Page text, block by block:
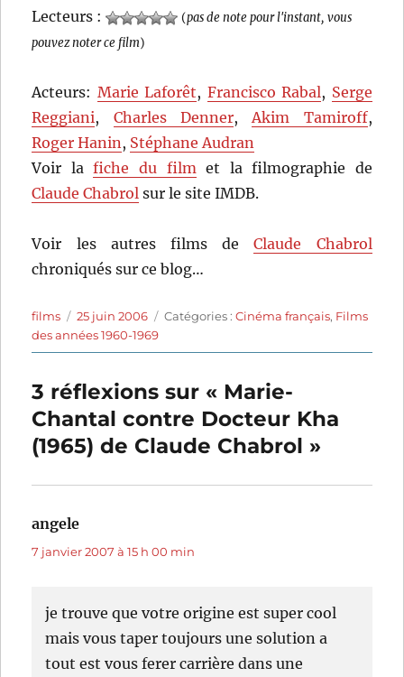
Lecteurs : (pas de note pour l'instant, vous
pouvez noter ce film)
Acteurs: Marie Laforêt, Francisco Rabal, Serge
Reggiani, Charles Denner,Akim Tamiroff,
Roger Hanin, Stéphane Audran
Voir lafiche du filmet la filmographie de
Claude Chabrol sur le site IMDB.
Voir les autres films deClaude Chabrol
chroniqués sur ce blog…
Auteur
films
Publié
le
25 juin 2006 Catégories
Catégories :Cinéma français, Films
des années 1960-1969
3 réflexions sur « Marie-
Chantal contre Docteur Kha
(1965) de Claude Chabrol »
angele
7 janvier 2007 à 15 h 00 min
je trouve que votre origine est super cool
mais vous taper toujours une solution a
tout est vous ferer carrière dans une